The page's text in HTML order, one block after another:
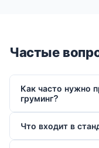
Частые
Как часто нужно
груминг?
Что входит в